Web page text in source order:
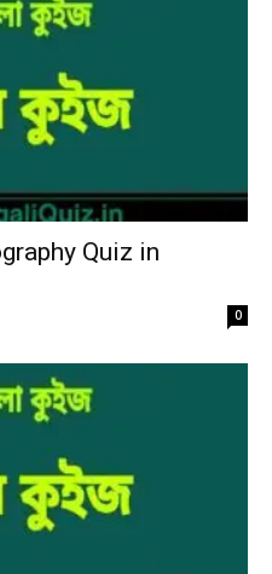
Quiz in
0